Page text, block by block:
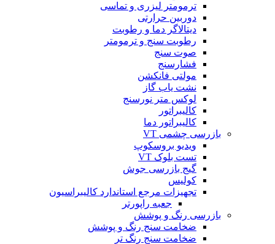
ترمومتر لیزری و تماسی
دوربین حرارتی
دیتالاگر دما و رطوبت
رطوبت سنج و ترمومتر
صوت سنج
فشارسنج
مولتی فانکشن
نشت یاب گاز
لوکس متر نورسنج
کالیبراتور
کالیبراتور دما
بازرسی چشمی VT
ویدیو بروسکوپ
تست بلوک VT
گیج بازرسی جوش
کولیس
تجهیزات مرجع استاندارد کالیبراسیون
جعبه راپورتر
بازرسی رنگ و پوشش
ضخامت سنج رنگ و پوشش
ضخامت سنج رنگ تر